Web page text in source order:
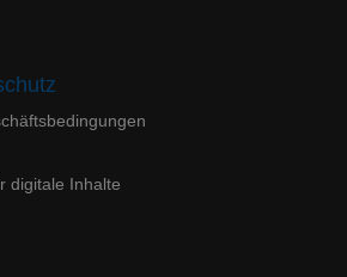
digitale Inhalte